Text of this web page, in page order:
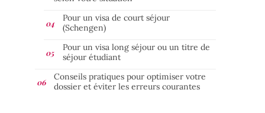
Pour un visa de court séjour
(Schengen)
Pour un visa long séjour ou un titre de
séjour étudiant
Conseils pratiques pour optimiser votre
dossier et éviter les erreurs courantes